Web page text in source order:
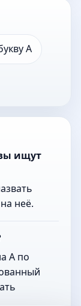
А
ищут
неё.
А по